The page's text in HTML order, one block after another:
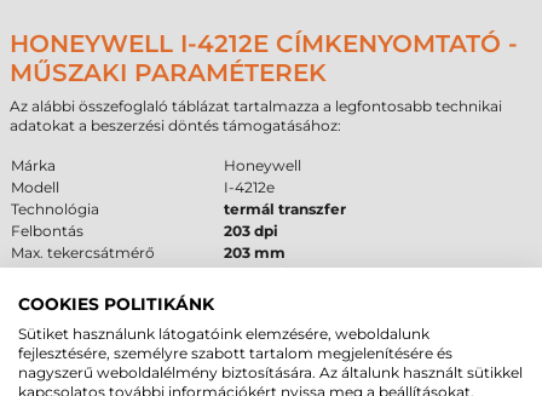
HONEYWELL I-4212E CÍMKENYOMTATÓ -
MŰSZAKI PARAMÉTEREK
Az alábbi összefoglaló táblázat tartalmazza a legfontosabb technikai
adatokat a beszerzési döntés támogatásához:
Márka
Honeywell
Modell
I-4212e
Technológia
termál transzfer
Felbontás
203 dpi
Max. tekercsátmérő
203 mm
Interfész
FELHASZNÁLÁSI TERÜLETEK ÉS „MIKOR
COOKIES POLITIKÁNK
Sütiket használunk látogatóink elemzésére, weboldalunk
fejlesztésére, személyre szabott tartalom megjelenítésére és
nagyszerű weboldalélmény biztosítására. Az általunk használt sütikkel
kapcsolatos további információkért nyissa meg a beállításokat.